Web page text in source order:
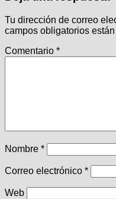
Tu dirección de correo
campos obligatorios
Comentario *
Nombre *
Correo electrónico *
Web